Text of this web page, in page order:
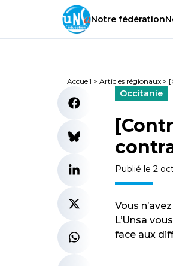
Notre fédération
Accueil > Articles régionaux >
Occitanie
Publié le 2
Vous
L’Unsa
face aux